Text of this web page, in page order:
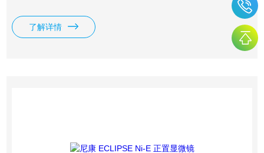
了解详情